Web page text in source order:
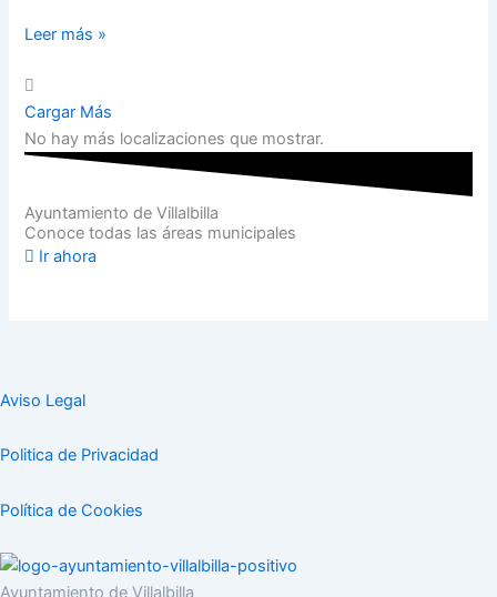
Leer más »
Cargar Más
No hay más localizaciones que mostrar.
Ayuntamiento de Villalbilla
Conoce todas las áreas municipales
Ir ahora
Aviso Legal
Politica de Privacidad
Política de Cookies
Ayuntamiento de Villalbilla